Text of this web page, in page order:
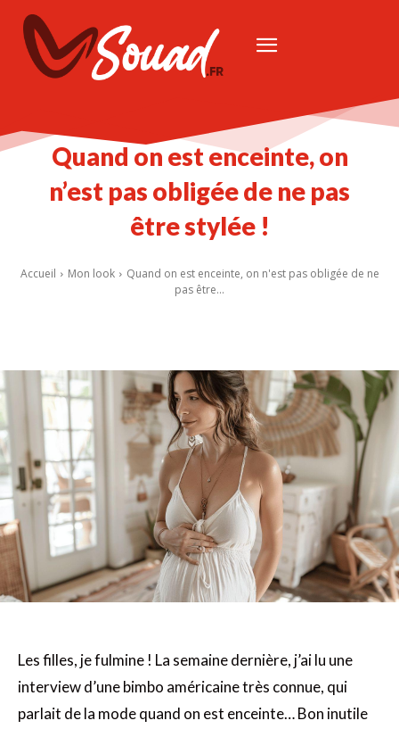
Quand on est enceinte, on
n’est pas obligée de ne pas
être stylée !
Accueil Mon look
Quand on est enceinte, on n'est pas obligée de ne
pas être...
Les filles, je fulmine ! La semaine dernière, j’ai lu une
interview d’une bimbo américaine très connue, qui
parlait de la mode quand on est enceinte… Bon inutile